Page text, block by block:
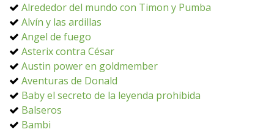
Alrededor del mundo con Timon y Pumba
Alvín y las ardillas
Angel de fuego
Asterix contra César
Austin power en goldmember
Aventuras de Donald
Baby el secreto de la leyenda prohibida
Balseros
Bambi